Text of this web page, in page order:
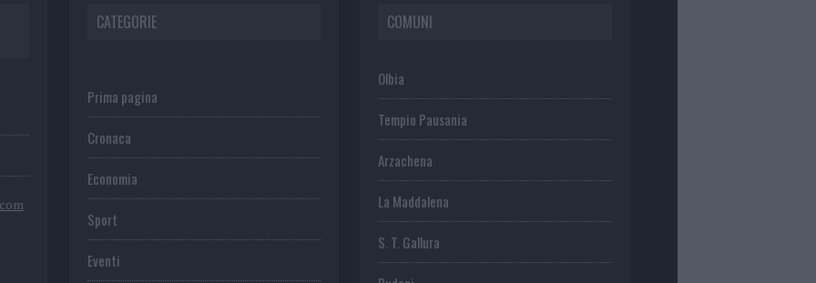
CATEGORIE
Prima pagina
Cronaca
Economia
Sport
Eventi
COMUNI
Olbia
Tempio Pausania
Arzachena
La Maddalena
S. T. Gallura